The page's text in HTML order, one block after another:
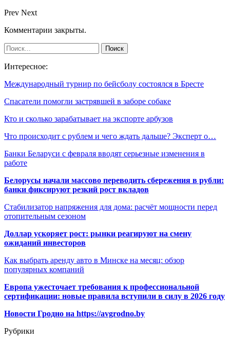
Prev Next
Комментарии закрыты.
Интересное:
Международный турнир по бейсболу состоялся в Бресте
Спасатели помогли застрявшей в заборе собаке
Кто и сколько зарабатывает на экспорте арбузов
Что происходит с рублем и чего ждать дальше? Эксперт о…
Банки Беларуси с февраля вводят серьезные изменения в
работе
Белорусы начали массово переводить сбережения в рубли:
банки фиксируют резкий рост вкладов
Стабилизатор напряжения для дома: расчёт мощности перед
отопительным сезоном
Доллар ускоряет рост: рынки реагируют на смену
ожиданий инвесторов
Как выбрать аренду авто в Минске на месяц: обзор
популярных компаний
Европа ужесточает требования к профессиональной
сертификации: новые правила вступили в силу в 2026 году
Новости Гродно на https://avgrodno.by
Рубрики